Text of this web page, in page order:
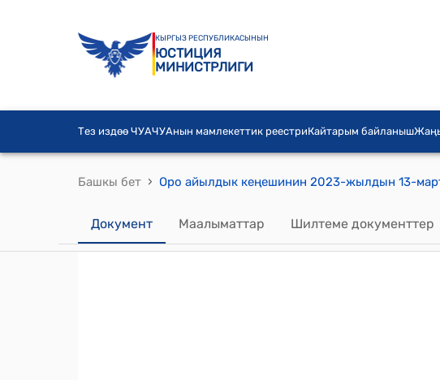
КЫРГЫЗ РЕСПУБЛИКАСЫНЫН
ЮСТИЦИЯ
МИНИСТРЛИГИ
Тез издөө ЧУАЧУАнын мамлекеттик реестриКайтарым байланыш
Башкы бет ›
Документ Маалыматтар Шилтеме документтер